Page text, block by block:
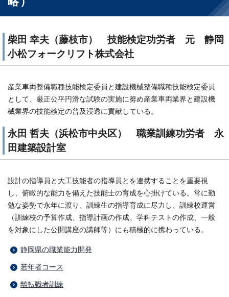
柴田 幸夫（藤枝市） 技能検定功労者 元 静岡
小松フォークリフト株式会社
産業車両整備職種技能検定委員と建設機械整備職種技能検定委員
として、厳正公平円滑な試験の実施に努め産業車両業界と建設機
械業界の技能検定の普及浸透に貢献している。
永田 哲夫（浜松市中央区） 職業訓練功労者 永
田建築設計室
設計の指導員と大工技能者の指導員とを連携することを重要視
し、俯瞰的な能力を備えた技能士の育成を心掛けている。常に勤
勉な姿勢で永年に渡り、訓練生の指導育成に尽力し、訓練校運営
（訓練校の予算作成、指導計画の作成、学科テストの作成、一般
を対象にした公開講座の講師等）にも積極的に携わっている。
静岡県の職業能力開発
若年者コース
離転職者訓練